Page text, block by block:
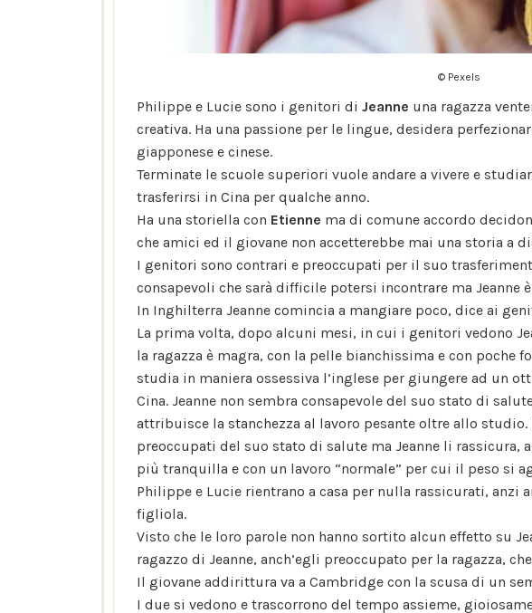
© Pexels
Philippe e Lucie sono i genitori di Jeanne una ragazza
creativa. Ha una passione per le lingue, desidera
giapponese e cinese.
Terminate le scuole superiori vuole andare a vivere e
trasferirsi in Cina per qualche anno.
Ha una storiella con Etienne ma di comune accordo
che amici ed il giovane non accetterebbe mai una storia a
I genitori sono contrari e preoccupati per il suo
consapevoli che sarà difficile potersi incontrare ma Jeanne
In Inghilterra Jeanne comincia a mangiare poco, dice ai
La prima volta, dopo alcuni mesi, in cui i genitori vedono
la ragazza è magra, con la pelle bianchissima e con poche
studia in maniera ossessiva l’inglese per giungere ad un
Cina. Jeanne non sembra consapevole del suo stato di
attribuisce la stanchezza al lavoro pesante oltre allo
preoccupati del suo stato di salute ma Jeanne li rassicura,
più tranquilla e con un lavoro “normale” per cui il peso si
Philippe e Lucie rientrano a casa per nulla rassicurati, anzi
figliola.
Visto che le loro parole non hanno sortito alcun effetto su
ragazzo di Jeanne, anch’egli preoccupato per la ragazza,
Il giovane addirittura va a Cambridge con la scusa di un
I due si vedono e trascorrono del tempo assieme,